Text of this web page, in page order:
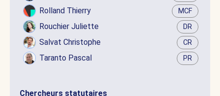
Rolland Thierry MCF
Rouchier Juliette DR
Salvat Christophe CR
Taranto Pascal PR
Chercheurs statutaires